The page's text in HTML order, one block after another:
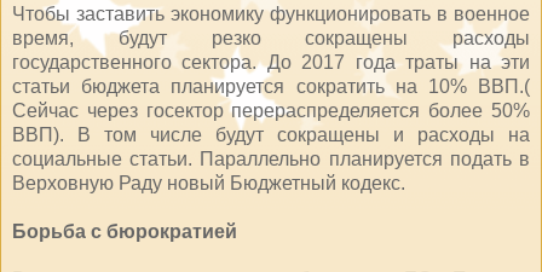
Чтобы заставить экономику функционировать в военное
время, будут резко сокращены расходы
государственного сектора. До 2017 года траты на эти
статьи бюджета планируется сократить на 10% ВВП.(
Сейчас через госектор перераспределяется более 50%
ВВП). В том числе будут сокращены и расходы на
социальные статьи. Параллельно планируется подать в
Верховную Раду новый Бюджетный кодекс.
Борьба с бюрократией